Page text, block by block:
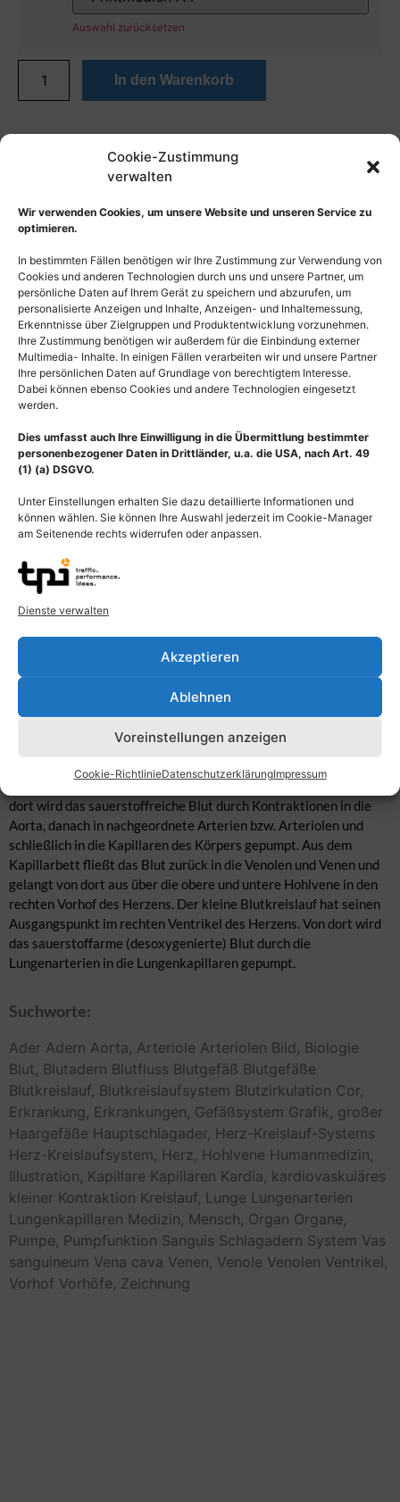
Cookie-Zustimmung
verwalten
Wir verwenden Cookies, um unsere Website und unseren Service zu
optimieren.
In bestimmten Fällen benötigen wir Ihre Zustimmung zur Verwendung von
Cookies und anderen Technologien durch uns und unsere Partner, um
persönliche Daten auf Ihrem Gerät zu speichern und abzurufen, um
personalisierte Anzeigen und Inhalte, Anzeigen- und Inhaltemessung,
Erkenntnisse über Zielgruppen und Produktentwicklung vorzunehmen.
Ihre Zustimmung benötigen wir außerdem für die Einbindung externer
Multimedia- Inhalte. In einigen Fällen verarbeiten wir und unsere Partner
Ihre persönlichen Daten auf Grundlage von berechtigtem Interesse.
Dabei können ebenso Cookies und andere Technologien eingesetzt
werden.
Dies umfasst auch Ihre Einwilligung in die Übermittlung bestimmter
personenbezogener Daten in Drittländer, u.a. die USA, nach Art. 49
(1) (a) DSGVO.
Unter Einstellungen erhalten Sie dazu detaillierte Informationen und
können wählen. Sie können Ihre Auswahl jederzeit im Cookie-Manager
am Seitenende rechts widerrufen oder anpassen.
Dienste verwalten
Akzeptieren
Ablehnen
Voreinstellungen anzeigen
Cookie-RichtlinieDatenschutzerklärungImpressum
Auswahl zurücksetzen
In den Warenkorb
Beschreibung
Blutkreislauf ist der physiologische Vorgang des Transports von
arteriellem und venösem Blut durch das kardiovaskuläre System,
wird von der Pumpfunktion des Herzens angetrieben. Man
Kreisläufe sind hintereinander geschaltet, so dass das Blut auf
seinem Weg die Lungen passieren muss. Der große Blutkreislauf
hat seinen Augangspunkt im linken Ventrikel des Herzens. Von
dort wird das sauerstoffreiche Blut durch Kontraktionen in die
Aorta, danach in nachgeordnete Arterien bzw. Arteriolen und
schließlich in die Kapillaren des Körpers gepumpt. Aus dem
Kapillarbett fließt das Blut zurück in die Venolen und Venen und
gelangt von dort aus über die obere und untere Hohlvene in den
rechten Vorhof des Herzens. Der kleine Blutkreislauf hat seinen
Ausgangspunkt im rechten Ventrikel des Herzens. Von dort wird
das sauerstoffarme (desoxygenierte) Blut durch die
Lungenarterien in die Lungenkapillaren gepumpt.
Suchworte:
Ader Adern Aorta, Arteriole Arteriolen Bild, Biologie
Blut, Blutadern Blutfluss Blutgefäß Blutgefäße
Blutkreislauf, Blutkreislaufsystem Blutzirkulation Cor,
Erkrankung, Erkrankungen, Gefäßsystem Grafik, großer
Haargefäße Hauptschlagader, Herz-Kreislauf-Systems
Herz-Kreislaufsystem, Herz, Hohlvene Humanmedizin,
Illustration, Kapillare Kapillaren Kardia, kardiovaskuläres
kleiner Kontraktion Kreislauf, Lunge Lungenarterien
Lungenkapillaren Medizin, Mensch, Organ Organe,
Pumpe, Pumpfunktion Sanguis Schlagadern System Vas
sanguineum Vena cava Venen, Venole Venolen Ventrikel,
Vorhof Vorhöfe, Zeichnung